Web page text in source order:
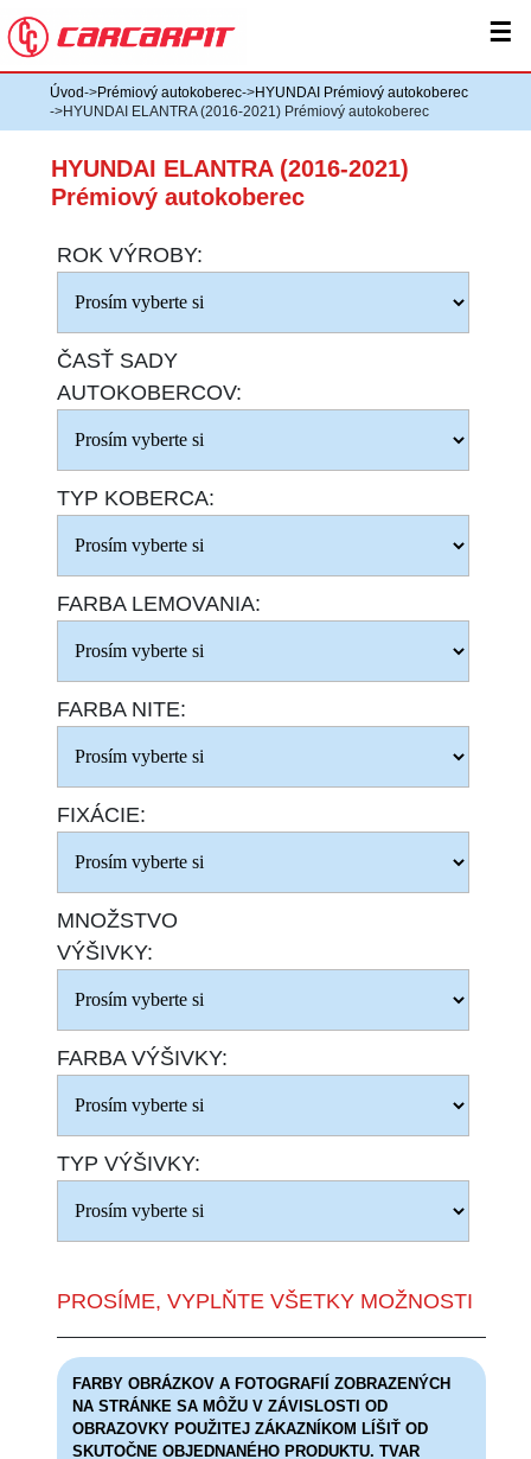
☰
Úvod->Prémiový autokoberec->HYUNDAI Prémiový autokoberec
->HYUNDAI ELANTRA (2016-2021) Prémiový autokoberec
HYUNDAI ELANTRA (2016-2021)
Prémiový autokoberec
ROK VÝROBY:
ČASŤ SADY
AUTOKOBERCOV:
TYP KOBERCA:
FARBA LEMOVANIA:
FARBA NITE:
FIXÁCIE:
MNOŽSTVO
VÝŠIVKY:
FARBA VÝŠIVKY:
TYP VÝŠIVKY:
PROSÍME, VYPLŇTE VŠETKY MOŽNOSTI
FARBY OBRÁZKOV A FOTOGRAFIÍ ZOBRAZENÝCH
NA STRÁNKE SA MÔŽU V ZÁVISLOSTI OD
OBRAZOVKY POUŽITEJ ZÁKAZNÍKOM LÍŠIŤ OD
SKUTOČNE OBJEDNANÉHO PRODUKTU. TVAR